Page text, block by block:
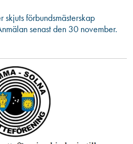
förbundsmästerskap
senast den 30 november.